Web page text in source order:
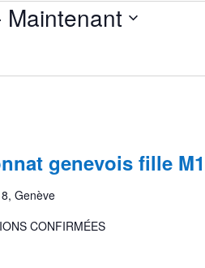
Maintenant
genevois fille
Genève
CONFIRMÉES